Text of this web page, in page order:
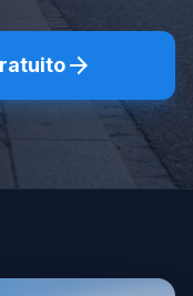
arrow_forward